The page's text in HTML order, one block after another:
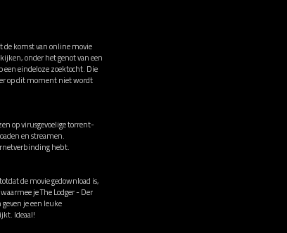
de komst van online movie
onder het genot van een
eindeloze zoektocht. Die
op dit moment niet wordt
op virusgevoelige torrent-
en streamen.
hebt.
de movie gedownload is,
je The Lodger - Der
je een leuke
Ideaal!